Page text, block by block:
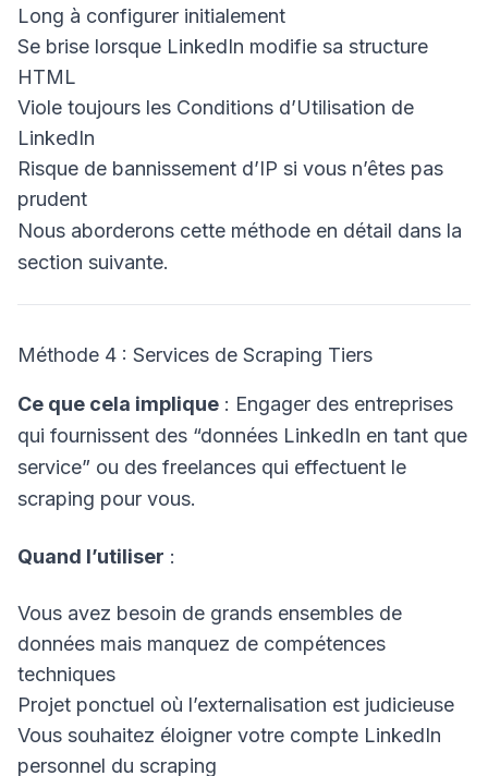
Long à configurer initialement
Se brise lorsque LinkedIn modifie sa structure
HTML
Viole toujours les Conditions d’Utilisation de
LinkedIn
Risque de bannissement d’IP si vous n’êtes pas
prudent
Nous aborderons cette méthode en détail dans la
section suivante.
Méthode 4 : Services de Scraping Tiers
Ce que cela implique : Engager des entreprises
qui fournissent des “données LinkedIn en tant que
service” ou des freelances qui effectuent le
scraping pour vous.
Quand l’utiliser :
Vous avez besoin de grands ensembles de
données mais manquez de compétences
techniques
Projet ponctuel où l’externalisation est judicieuse
Vous souhaitez éloigner votre compte LinkedIn
personnel du scraping